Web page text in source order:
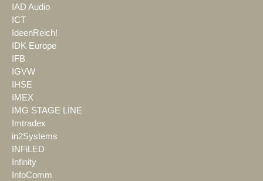
IAD Audio
ICT
IdeenReich!
IDK Europe
IFB
IGVW
IHSE
IMEX
IMG STAGE LINE
Imtradex
in2Systems
INFiLED
Infinity
InfoComm